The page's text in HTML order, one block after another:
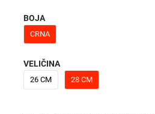
BOJA
CRNA
VELIČINA
26 CM 28 CM